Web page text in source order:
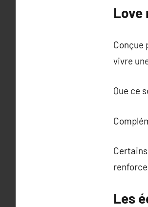
Love
Conçue
vivre
Que ce
Les